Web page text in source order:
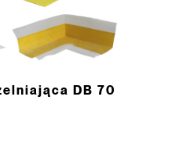
DB 70